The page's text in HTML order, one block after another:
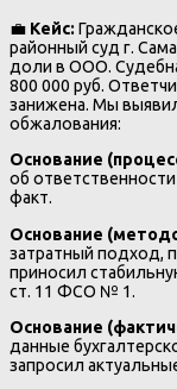
💼 Кейс:
районный суд г.
доли в ООО.
800 000 руб.
занижена. Мы
обжалования:
Основание
об
факт.
Основание
затратный подход,
приносил
ст. 11 ФСО № 1.
Основание
данные
запросил